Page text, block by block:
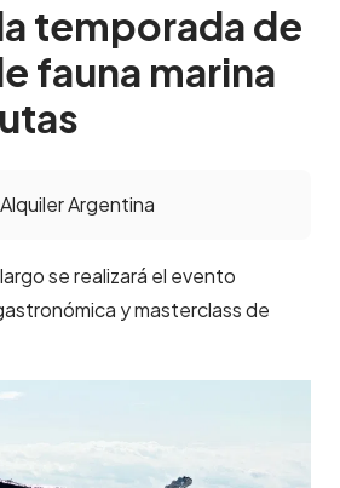
temporada de
fauna marina
Alquiler Argentina
se realizará el evento
y masterclass de